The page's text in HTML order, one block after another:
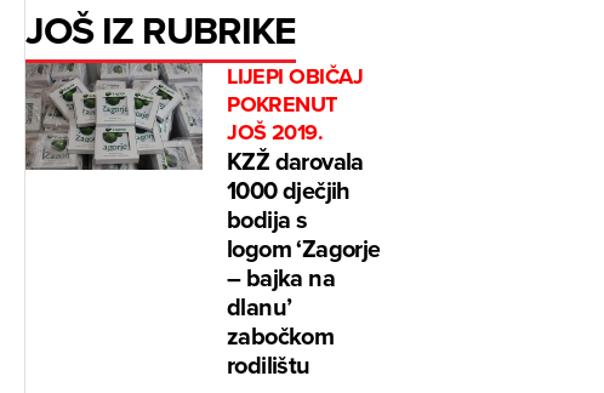
JOŠ IZ RUBRIKE
LIJEPI OBIČAJ
POKRENUT
JOŠ 2019.
KZŽ darovala
1000 dječjih
bodija s
logom ‘Zagorje
– bajka na
dlanu’
zabočkom
rodilištu